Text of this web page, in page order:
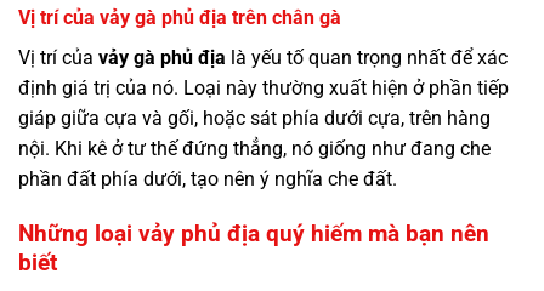
Vị trí của vảy gà phủ địa trên chân gà
Vị trí của vảy gà phủ địa là yếu tố quan trọng nhất để xác
định giá trị của nó. Loại này thường xuất hiện ở phần tiếp
giáp giữa cựa và gối, hoặc sát phía dưới cựa, trên hàng
nội. Khi kê ở tư thế đứng thẳng, nó giống như đang che
phần đất phía dưới, tạo nên ý nghĩa che đất.
Những loại vảy phủ địa quý hiếm mà bạn nên
biết